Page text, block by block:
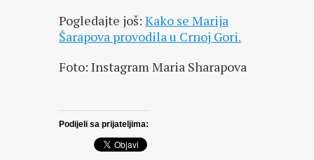
Pogledajte još: Kako se Marija
Šarapova provodila u Crnoj Gori.
Foto: Instagram Maria Sharapova
Podijeli sa prijateljima: